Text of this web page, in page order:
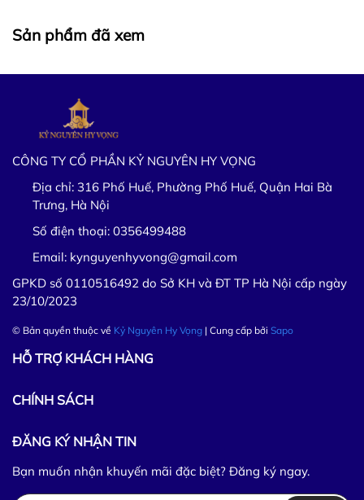
Sản phẩm đã xem
CÔNG TY CỔ PHẦN KỶ NGUYÊN HY VỌNG
Địa chỉ: 316 Phố Huế, Phường Phố Huế, Quận Hai Bà
Trưng, Hà Nội
Số điện thoại: 0356499488
Email: kynguyenhyvong@gmail.com
GPKD số 0110516492 do Sở KH và ĐT TP Hà Nội cấp ngày
23/10/2023
© Bản quyền thuộc về Kỷ Nguyên Hy Vọng | Cung cấp bởi Sapo
HỖ TRỢ KHÁCH HÀNG
CHÍNH SÁCH
ĐĂNG KÝ NHẬN TIN
Bạn muốn nhận khuyến mãi đặc biệt? Đăng ký ngay.